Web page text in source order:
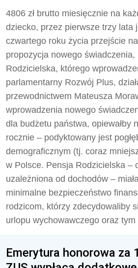
4806 zł brutto miesięcznie na
dziecko, przez pierwsze trzy lata
czwartego roku życia przejście
propozycja nowego
Rodzicielska, którego
parlamentarny Rozwój Plus,
przewodnictwem Mateusza
wprowadzenia nowego
dla budżetu państwa, opiewałby
rocznie – podyktowany jest
demograficznym (tj. coraz
w Polsce. Pensja Rodzicielska –
uzależniona od dochodów –
minimalne bezpieczeństwo
rodzicom, którzy zdecydowaliby
urlopu wychowawczego oraz
Emerytura honorowa za